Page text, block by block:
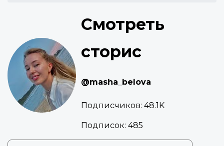
Смотреть
сторис
@masha_belova
Подписчиков: 48.1K
Подписок: 485